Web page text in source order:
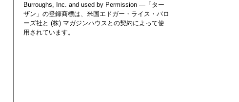
Burroughs, Inc. and used by Permission —「ター
ザン」の登録商標は、米国エドガー・ライス・バロ
ーズ社と (株) マガジンハウスとの契約によって使
用されています。